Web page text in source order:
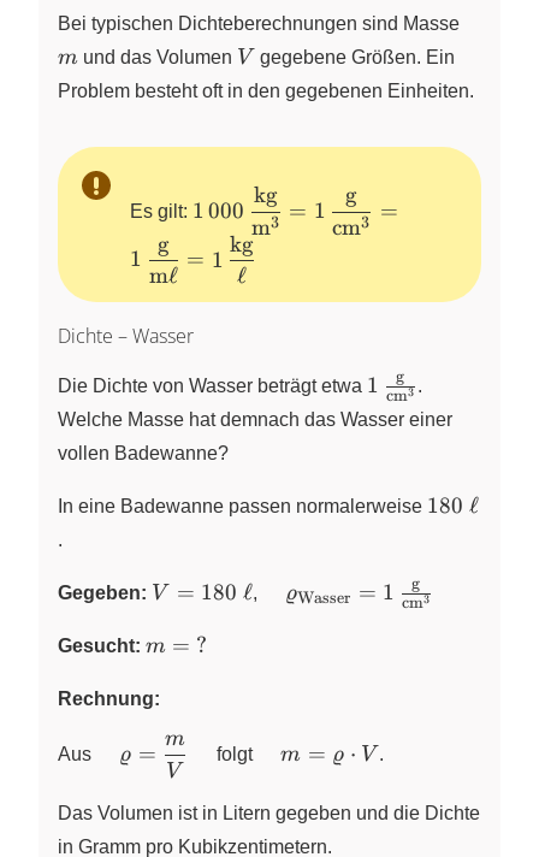
Bei typischen Dichteberechnungen sind Masse
m und das Volumen V
V gegebene Größen. Ein
Problem besteht oft in den gegebenen Einheiten.
Es gilt: 1\,000\,\dfrac{\text{kg}}
{\ell}
1 000
m3
kg
= 1
cm3
g
=
1
mℓ
g
= 1
ℓ
kg
Dichte – Wasser
Die Dichte von Wasser beträgt etwa
{\text{cm}^3}
1 cm3
g
.
Welche Masse hat demnach das Wasser einer
vollen Badewanne?
In eine Badewanne passen normalerweise 180~\ell
180 ℓ
.
Gegeben: V=180~\ell
V = 180 ℓ,
\quad
ϱWasser = 1 cm3
g
Gesucht: m=~?
m = ?
Rechnung:
Aus
\quad
\varrho=\dfrac{m}
{V} \quad
ϱ =
V
m
folgt
\quad
\cdot V
m = ϱ ⋅ V .
Das Volumen ist in Litern gegeben und die Dichte
in Gramm pro Kubikzentimetern.